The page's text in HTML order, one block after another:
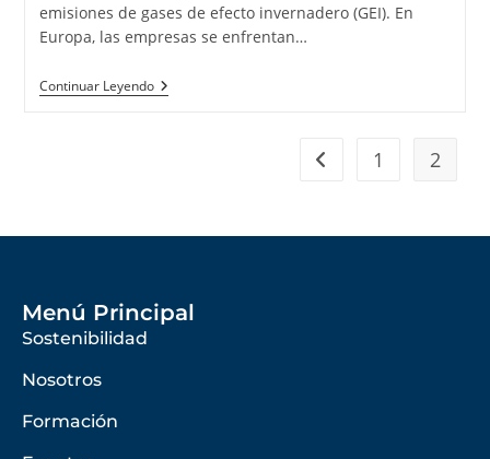
emisiones de gases de efecto invernadero (GEI). En
Europa, las empresas se enfrentan…
Continuar Leyendo
1 2
Menú Principal
Sostenibilidad
Nosotros
Formación